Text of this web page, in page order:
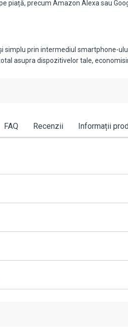
piață, precum Amazon Alexa sau
prin intermediul smartphone-
asupra dispozitivelor tale,
FAQ Recenzii Informații